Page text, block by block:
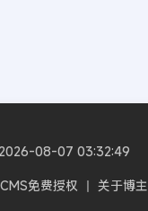
2026-08-07 03:32:49
免费授权 丨 关于博主